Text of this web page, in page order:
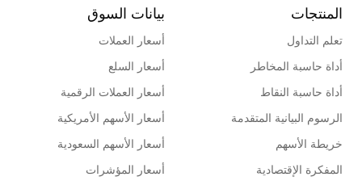
المنتجات
تعلم التداول
أداة حاسبة المخاطر
أداة حاسبة النقاط
الرسوم البيانية المتقدمة
خريطة الأسهم
المفكرة الإقتصادية
بيانات السوق
أسعار العملات
أسعار السلع
أسعار العملات الرقمية
أسعار الأسهم الأمريكية
أسعار الأسهم السعودية
أسعار المؤشرات